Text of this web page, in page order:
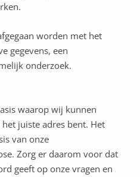
worden met het
gegevens, een
onderzoek.
waarop wij kunnen
juiste adres bent. Het
van onze
Zorg er daarom voor dat
geeft op onze vragen en